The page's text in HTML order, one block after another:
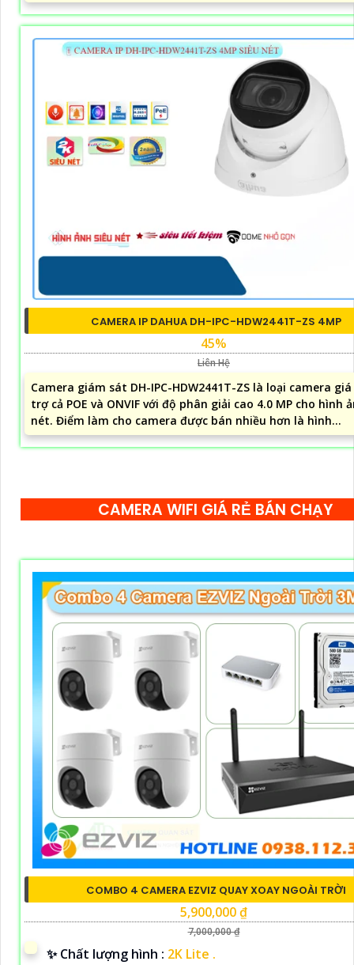
CAMERA IP DAHUA DH-IPC-HDW2441T-ZS 4MP
45%
Liên Hệ
Camera giám sát DH-IPC-HDW2441T-ZS là loại camera
trợ cả POE và ONVIF với độ phân giải cao 4.0 MP cho hình
nét. Điểm làm cho camera được bán nhiều hơn là hình...
CAMERA WIFI GIÁ RẺ BÁN CHẠY
COMBO 4 CAMERA EZVIZ QUAY XOAY NGOÀI TRỜI
5,900,000 ₫
7,000,000 ₫
✨ Chất lượng hình : 2K Lite .